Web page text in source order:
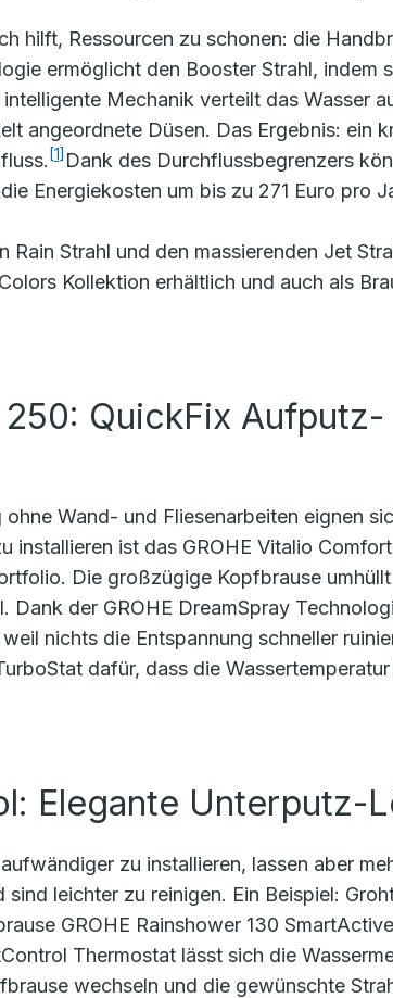
hilft, Ressourcen zu schonen: die
ermöglicht den Booster Strahl, indem
Mechanik verteilt das Wasser
angeordnete Düsen. Das Ergebnis: ein
[1] Dank des Durchflussbegrenzers
Energiekosten um bis zu 271 Euro pro
Strahl und den massierenden Jet
Kollektion erhältlich und auch als
QuickFix Aufputz-
Wand- und Fliesenarbeiten eignen
installieren ist das GROHE Vitalio
Die großzügige Kopfbrause
Dank der GROHE DreamSpray
nichts die Entspannung schneller
dafür, dass die
Elegante Unterputz-
zu installieren, lassen aber
leichter zu reinigen. Ein Beispiel:
GROHE Rainshower 130
Thermostat lässt sich die
wechseln und die gewünschte